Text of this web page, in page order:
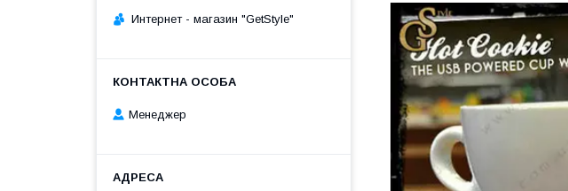
Интернет - магазин "GetStyle"
Менеджер